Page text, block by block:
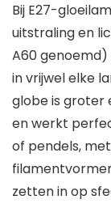
Bij E27-
uitstraling en
A60
in vrijwel elke
globe is groter
en werkt
of pendels,
zetten in op